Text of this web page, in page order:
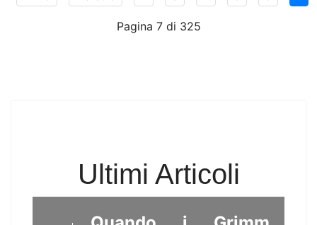
Pagina 7 di 325
Ultimi Articoli
in Italia ed all'estero ed ha
vinto...
Zaffiromagazine....